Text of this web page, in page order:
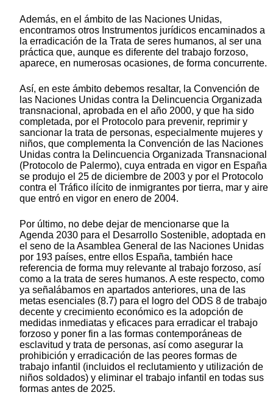
Además, en el ámbito de las Naciones Unidas,
encontramos otros Instrumentos jurídicos encaminados a
la erradicación de la Trata de seres humanos, al ser una
práctica que, aunque es diferente del trabajo forzoso,
aparece, en numerosas ocasiones, de forma concurrente.
Así, en este ámbito debemos resaltar, la Convención de
las Naciones Unidas contra la Delincuencia Organizada
transnacional, aprobada en el año 2000, y que ha sido
completada, por el Protocolo para prevenir, reprimir y
sancionar la trata de personas, especialmente mujeres y
niños, que complementa la Convención de las Naciones
Unidas contra la Delincuencia Organizada Transnacional
(Protocolo de Palermo), cuya entrada en vigor en España
se produjo el 25 de diciembre de 2003 y por el Protocolo
contra el Tráfico ilícito de inmigrantes por tierra, mar y aire
que entró en vigor en enero de 2004.
Por último, no debe dejar de mencionarse que la
Agenda 2030 para el Desarrollo Sostenible, adoptada en
el seno de la Asamblea General de las Naciones Unidas
por 193 países, entre ellos España, también hace
referencia de forma muy relevante al trabajo forzoso, así
como a la trata de seres humanos. A este respecto, como
ya señalábamos en apartados anteriores, una de las
metas esenciales (8.7) para el logro del ODS 8 de trabajo
decente y crecimiento económico es la adopción de
medidas inmediatas y eficaces para erradicar el trabajo
forzoso y poner fin a las formas contemporáneas de
esclavitud y trata de personas, así como asegurar la
prohibición y erradicación de las peores formas de
trabajo infantil (incluidos el reclutamiento y utilización de
niños soldados) y eliminar el trabajo infantil en todas sus
formas antes de 2025.